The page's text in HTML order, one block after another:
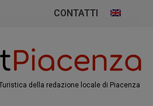
CONTATTI
della redazione locale di Piacenza